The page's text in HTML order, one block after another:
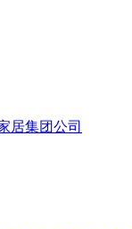
居集团公司